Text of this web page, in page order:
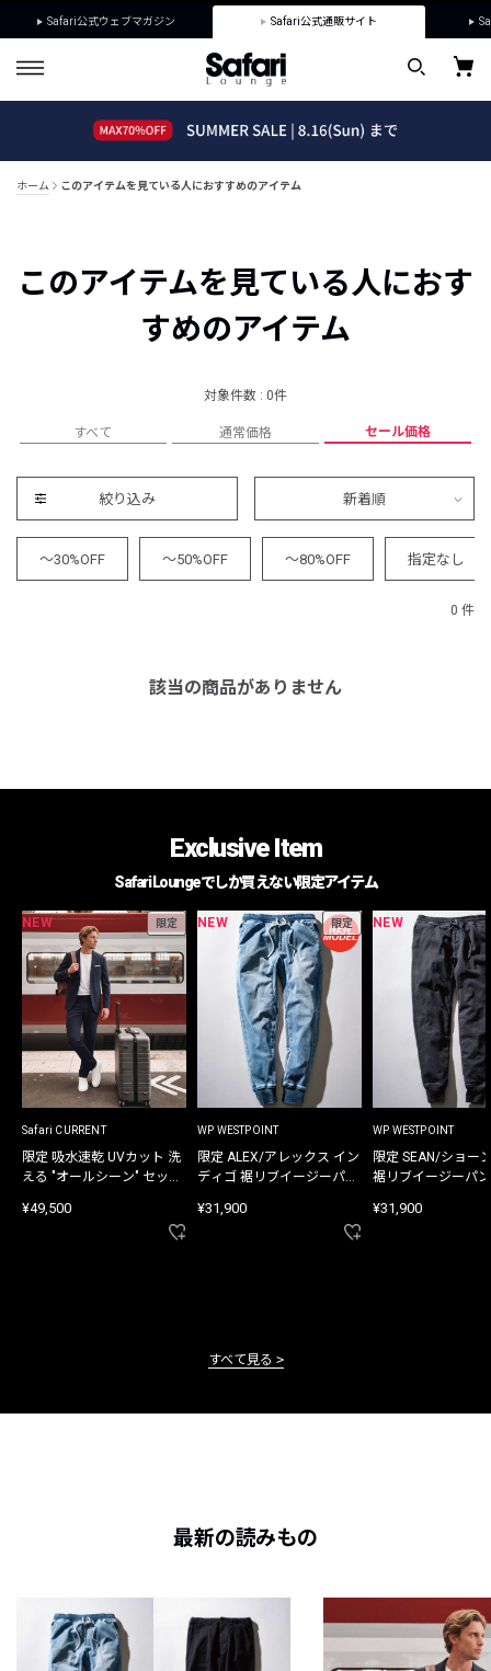
Safari公式ウェブマガジン Safari公式通販サイト
ホーム このアイテムを見ている人におすすめのアイテム
このアイテムを見ている人におす
すめのアイテム
対象件数 : 0件
すべて 通常価格 セール価格
絞り込み 新着順
～30%OFF ～50%OFF ～80%OFF 指定なし
0 件
該当の商品がありません
Exclusive Item
Safari Loungeでしか買えない限定アイテム
NEW 限定
Safari CURRENT
限定 吸水速乾 UVカット 洗
える "オールシーン" セット
¥49,500
NEW 限定
WP WESTPOINT
限定 ALEX/アレックス イン
ディゴ 裾リブイージーパン
¥31,900
NEW
WP WESTPOINT
限定 SEAN/ショー
裾リブイージーパ
¥31,900
すべて見る
最新の読みもの